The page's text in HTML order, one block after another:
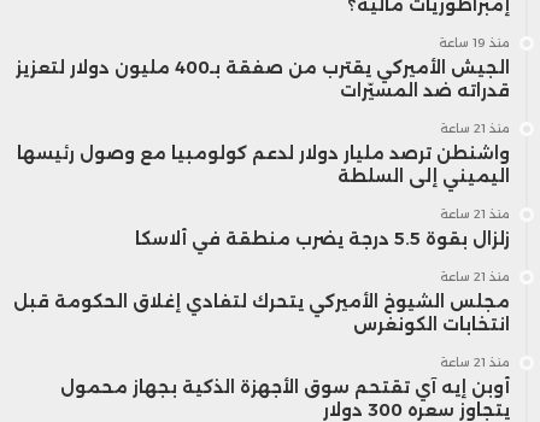
إمبراطوريات مالية؟
منذ 19 ساعة
الجيش الأميركي يقترب من صفقة بـ400 مليون دولار لتعزيز
قدراته ضد المسيّرات
منذ 21 ساعة
واشنطن ترصد مليار دولار لدعم كولومبيا مع وصول رئيسها
اليميني إلى السلطة
منذ 21 ساعة
زلزال بقوة 5.5 درجة يضرب منطقة في ألاسكا
منذ 21 ساعة
مجلس الشيوخ الأميركي يتحرك لتفادي إغلاق الحكومة قبل
انتخابات الكونغرس
منذ 21 ساعة
أوبن إيه آي تقتحم سوق الأجهزة الذكية بجهاز محمول
يتجاوز سعره 300 دولار